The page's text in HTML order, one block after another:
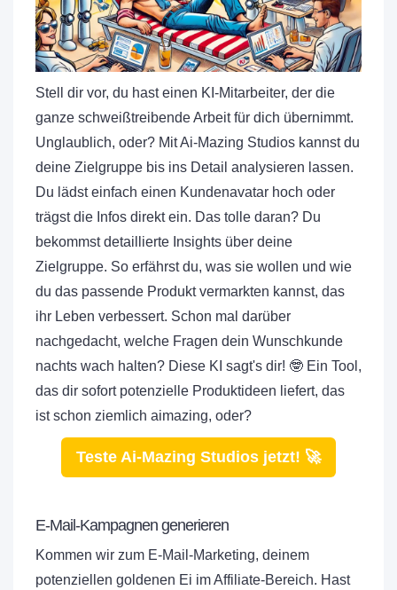
Stell dir vor, du hast einen KI-Mitarbeiter, der die
ganze schweißtreibende Arbeit für dich übernimmt.
Unglaublich, oder? Mit Ai-Mazing Studios kannst du
deine Zielgruppe bis ins Detail analysieren lassen.
Du lädst einfach einen Kundenavatar hoch oder
trägst die Infos direkt ein. Das tolle daran? Du
bekommst detaillierte Insights über deine
Zielgruppe. So erfährst du, was sie wollen und wie
du das passende Produkt vermarkten kannst, das
ihr Leben verbessert. Schon mal darüber
nachgedacht, welche Fragen dein Wunschkunde
nachts wach halten? Diese KI sagt's dir! 🤓 Ein Tool,
das dir sofort potenzielle Produktideen liefert, das
ist schon ziemlich aimazing, oder?
Teste Ai-Mazing Studios jetzt! 🚀
E-Mail-Kampagnen generieren
Kommen wir zum E-Mail-Marketing, deinem
potenziellen goldenen Ei im Affiliate-Bereich. Hast